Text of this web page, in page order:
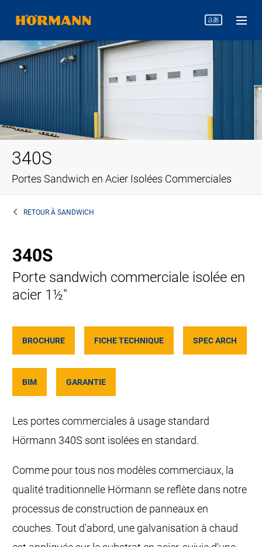
340S
Portes Sandwich en Acier Isolées Commerciales
RETOUR ÀSANDWICH
340S
Porte sandwich commerciale isolée en
acier 1½"
BROCHURE FICHE TECHNIQUE SPEC ARCH
BIM GARANTIE
Les portes commerciales à usage standard
Hörmann 340S sont isolées en standard.
Comme pour tous nos modèles commerciaux, la
qualité traditionnelle Hörmann se reflète dans notre
processus de construction de panneaux en
couches. Tout d'abord, une galvanisation à chaud